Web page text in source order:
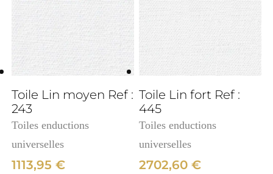
Toile Lin moyen Ref :
243
Toiles enductions
universelles
1113,95€
Toile Lin fort Ref :
445
Toiles enductions
universelles
2702,60€